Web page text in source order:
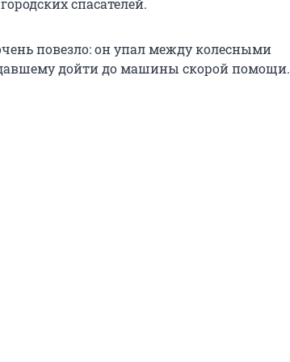
спасателей.
повезло: он упал между колесными
дойти до машины скорой помощи.